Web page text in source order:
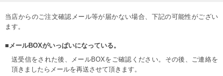
当店からのご注文確認メール等が届かない場合、下記の可能性がござい
ます。
■メールBOXがいっぱいになっている。
送受信をされた後、メールBOXをご確認ください。その後、ご連絡を
頂きましたらメールを再送させて頂きます。